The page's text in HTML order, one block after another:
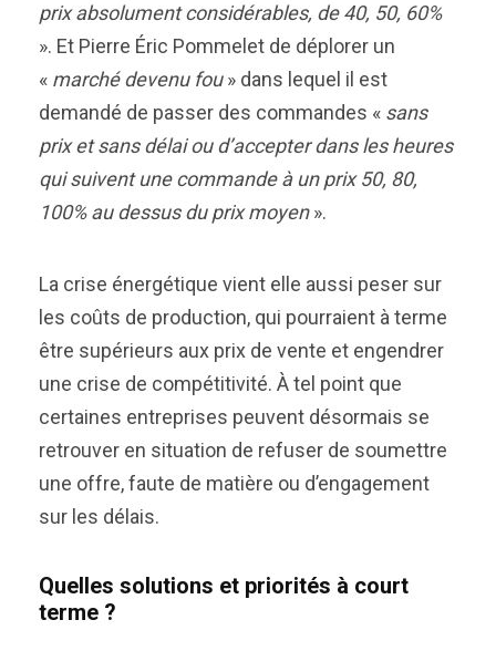
prix absolument considérables, de 40, 50, 60%
». Et Pierre Éric Pommelet de déplorer un
« marché devenu fou» dans lequel il est
demandé de passer des commandes « sans
prix et sans délai ou d’accepter dans les heures
qui suivent une commande à un prix 50, 80,
100% au dessus du prix moyen».
La crise énergétique vient elle aussi peser sur
les coûts de production, qui pourraient à terme
être supérieurs aux prix de vente et engendrer
une crise de compétitivité. À tel point que
certaines entreprises peuvent désormais se
retrouver en situation de refuser de soumettre
une offre, faute de matière ou d’engagement
sur les délais.
Quelles solutions et priorités à court
terme ?